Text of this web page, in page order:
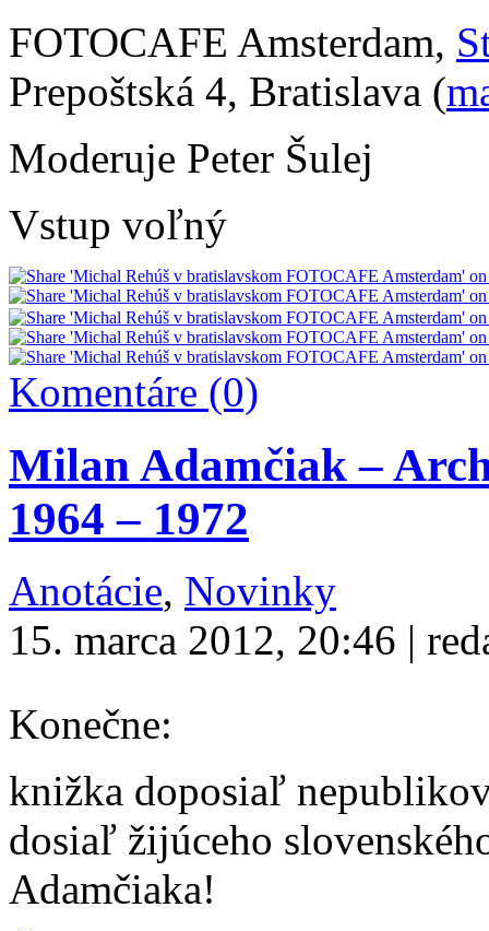
FOTOCAFE Amsterdam,
Prepoštská 4, Bratislava (
Moderuje Peter Šulej
Vstup voľný
Komentáre (0)
Milan Adamčiak –
1964 – 1972
Anotácie, Novinky
15. marca 2012, 20:46 |
Konečne:
knižka doposiaľ
dosiaľ žijúceho
Adamčiaka!